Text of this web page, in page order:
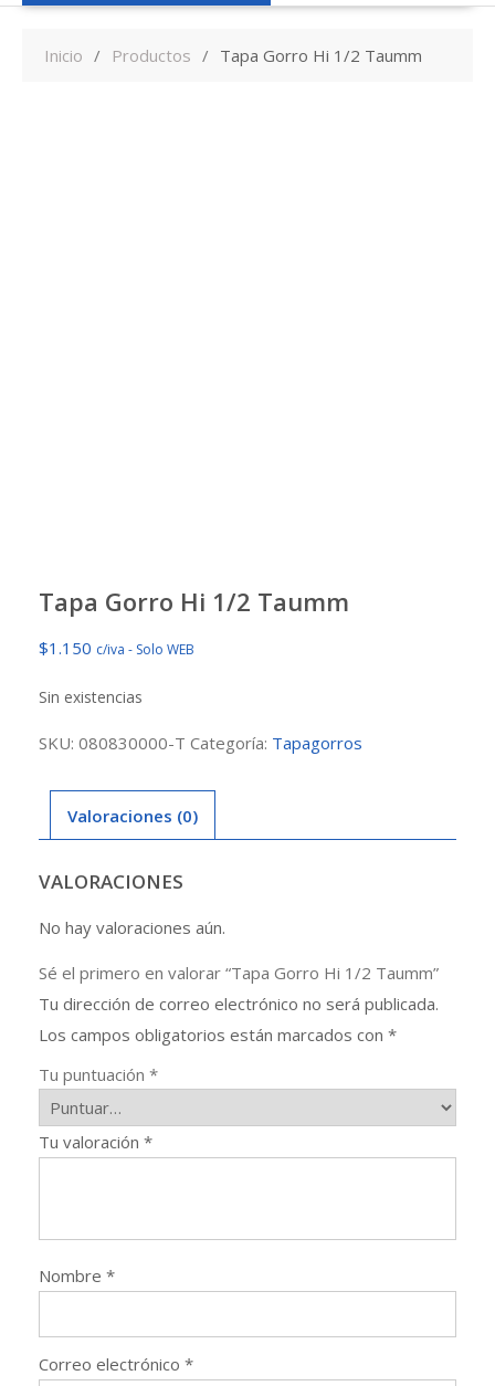
Inicio Productos Tapa Gorro Hi 1/2 Taumm
Tapa Gorro Hi 1/2 Taumm
$1.150 c/iva - Solo WEB
Sin existencias
SKU: 080830000-T Categoría: Tapagorros
Valoraciones (0)
VALORACIONES
No hay valoraciones aún.
Sé el primero en valorar “Tapa Gorro Hi 1/2 Taumm”
Tu dirección de correo electrónico no será publicada.
Los campos obligatorios están marcados con *
Tu puntuación *
Tu valoración *
Nombre *
Correo electrónico *